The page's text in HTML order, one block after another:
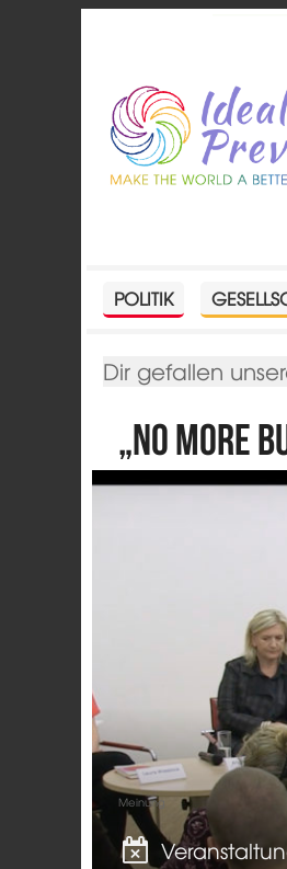
POLITIK
Dir gefallen
„No More
Meinung